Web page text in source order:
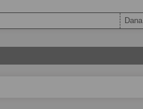
Dana